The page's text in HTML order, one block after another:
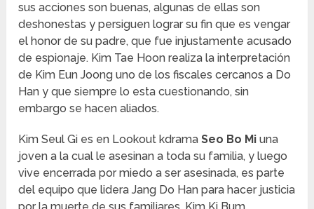
sus acciones son buenas, algunas de ellas son
deshonestas y persiguen lograr su fin que es vengar
el honor de su padre, que fue injustamente acusado
de espionaje. Kim Tae Hoon realiza la interpretación
de Kim Eun Joong uno de los fiscales cercanos a Do
Han y que siempre lo esta cuestionando, sin
embargo se hacen aliados.
Kim Seul Gi es en Lookout kdramaSeo Bo Mi una
joven a la cual le asesinan a toda su familia, y luego
vive encerrada por miedo a ser asesinada, es parte
del equipo que lidera Jang Do Han para hacer justicia